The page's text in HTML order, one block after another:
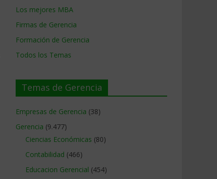
Los mejores MBA
Firmas de Gerencia
Formación de Gerencia
Todos los Temas
Temas de Gerencia
Empresas de Gerencia (38)
Gerencia (9.477)
Ciencias Económicas (80)
Contabilidad (466)
Educacion Gerencial (454)